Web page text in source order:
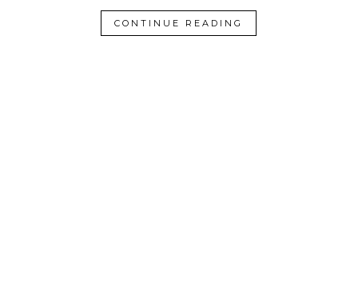
CONTINUE READING